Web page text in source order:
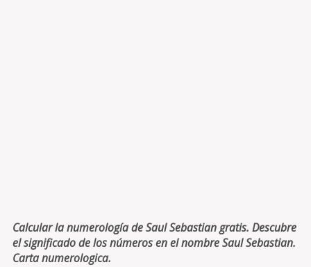
Calcular la numerología de Saul Sebastian gratis. Descubre
el significado de los números en el nombre Saul Sebastian.
Carta numerologica.